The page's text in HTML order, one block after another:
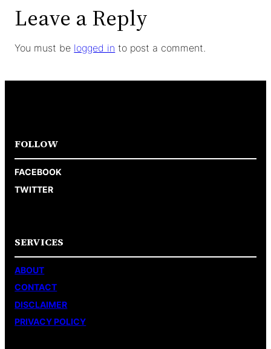
Leave a Reply
You must be logged in to post a comment.
FOLLOW
FACEBOOK
TWITTER
SERVICES
ABOUT
CONTACT
DISCLAIMER
PRIVACY POLICY